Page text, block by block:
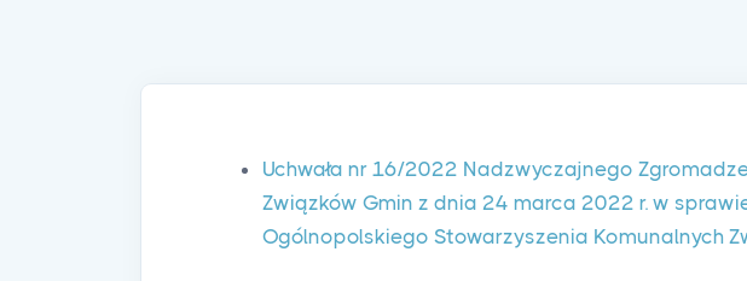
Uchwała nr 16/2022 Nadzwyczajnego
Związków Gmin z dnia 24 marca 2022 r. w
Ogólnopolskiego Stowarzyszenia Komunalnych